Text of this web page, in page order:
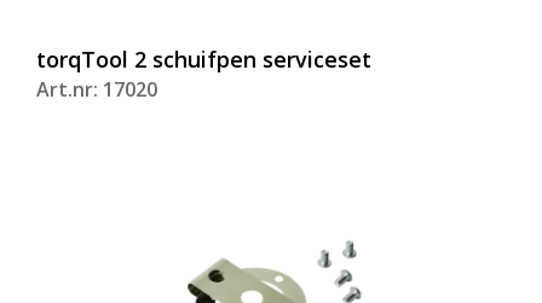
torqTool 2 schuifpen serviceset
Art.nr: 17020